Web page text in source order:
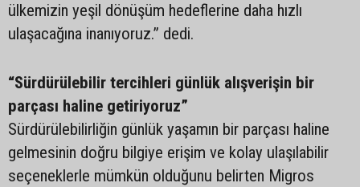
ülkemizin yeşil dönüşüm hedeflerine daha hızlı
ulaşacağına inanıyoruz.” dedi.
“Sürdürülebilir tercihleri günlük alışverişin bir
parçası haline getiriyoruz”
Sürdürülebilirliğin günlük yaşamın bir parçası haline
gelmesinin doğru bilgiye erişim ve kolay ulaşılabilir
seçeneklerle mümkün olduğunu belirten Migros